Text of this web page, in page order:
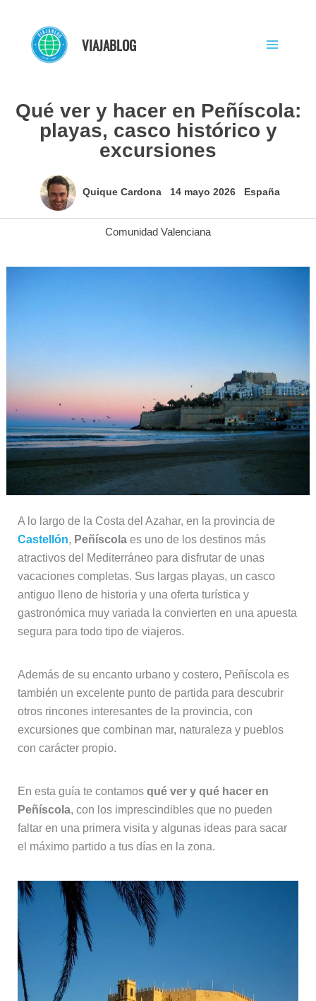
contenido
VIAJABLOG
Qué ver y hacer en Peñíscola:
playas, casco histórico y
excursiones
Quique Cardona 14 mayo 2026 España
Comunidad Valenciana
A lo largo de la Costa del Azahar, en la provincia de
Castellón, Peñíscolaes uno de los destinos más
atractivos del Mediterráneo para disfrutar de unas
vacaciones completas. Sus largas playas, un casco
antiguo lleno de historia y una oferta turística y
gastronómica muy variada la convierten en una apuesta
segura para todo tipo de viajeros.
Además de su encanto urbano y costero, Peñíscola es
también un excelente punto de partida para descubrir
otros rincones interesantes de la provincia, con
excursiones que combinan mar, naturaleza y pueblos
con carácter propio.
En esta guía te contamos qué ver y qué hacer en
Peñíscola, con los imprescindibles que no pueden
faltar en una primera visita y algunas ideas para sacar
el máximo partido a tus días en la zona.